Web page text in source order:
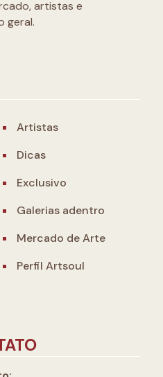
artistas e
geral.
Artistas
Dicas
Exclusivo
Galerias adentro
Mercado de Arte
Perfil Artsoul